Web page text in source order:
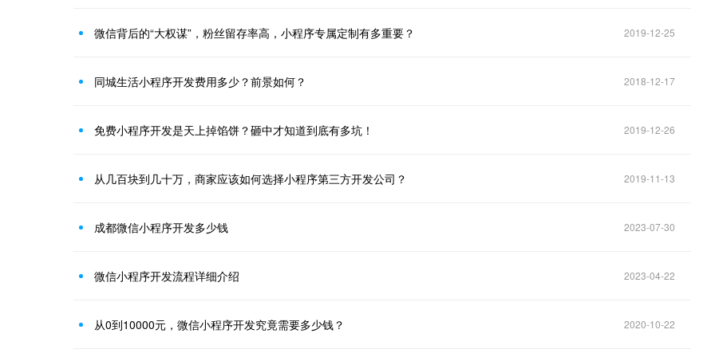
微信背后的“大权谋”，粉丝留存率高，小程序专属定制有多重要？ 2019-12-25
同城生活小程序开发费用多少？前景如何？ 2018-12-17
免费小程序开发是天上掉馅饼？砸中才知道到底有多坑！ 2019-12-26
从几百块到几十万，商家应该如何选择小程序第三方开发公司？ 2019-11-13
成都微信小程序开发多少钱 2023-07-30
微信小程序开发流程详细介绍 2023-04-22
从0到10000元，微信小程序开发究竟需要多少钱？ 2020-10-22